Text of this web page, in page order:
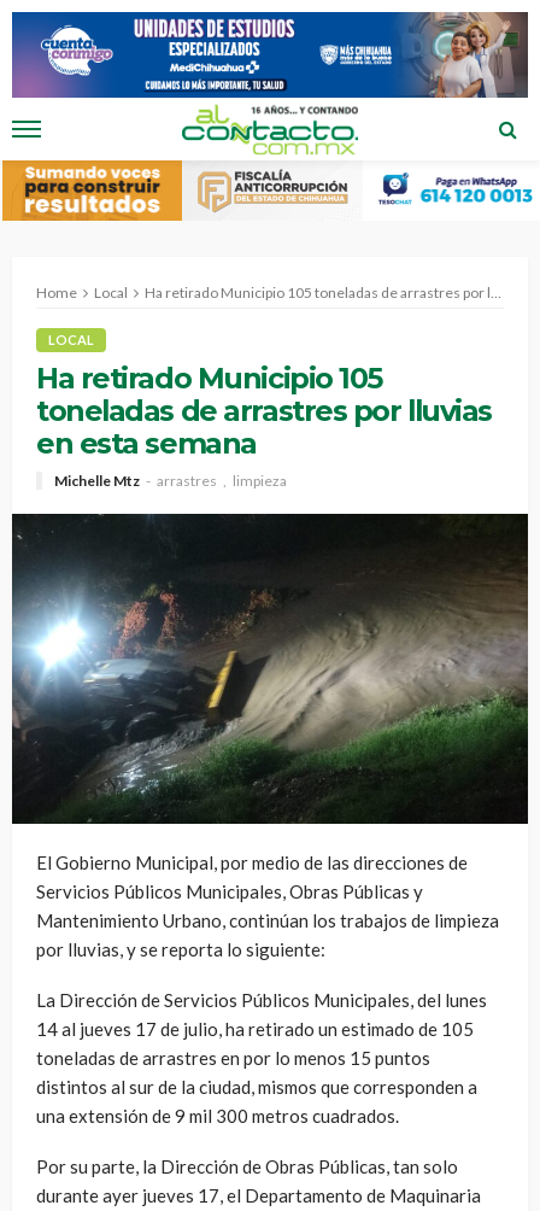
Home Local Ha retirado Municipio 105 toneladas de arrastres por lluvias en esta semana
LOCAL
Ha retirado Municipio 105
toneladas de arrastres por lluvias
en esta semana
Michelle Mtz arrastres limpieza
El Gobierno Municipal, por medio de las direcciones de
Servicios Públicos Municipales, Obras Públicas y
Mantenimiento Urbano, continúan los trabajos de limpieza
por lluvias, y se reporta lo siguiente:
La Dirección de Servicios Públicos Municipales, del lunes
14 al jueves 17 de julio, ha retirado un estimado de 105
toneladas de arrastres en por lo menos 15 puntos
distintos al sur de la ciudad, mismos que corresponden a
una extensión de 9 mil 300 metros cuadrados.
Por su parte, la Dirección de Obras Públicas, tan solo
durante ayer jueves 17, el Departamento de Maquinaria